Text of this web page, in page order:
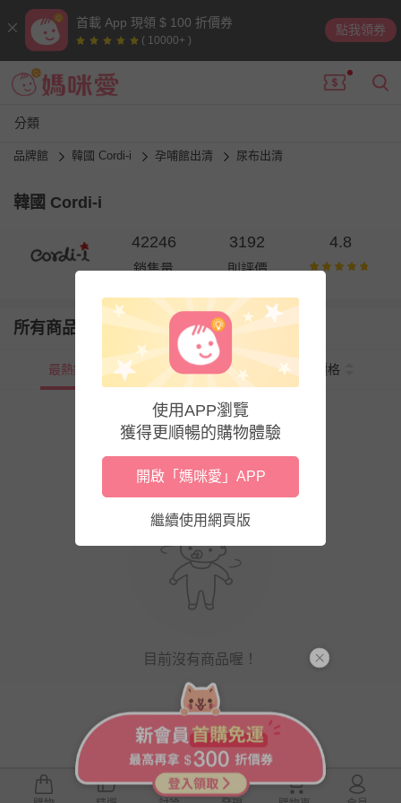
首載 App 現領 $ 100 折價券
( 10000+ )
點我領券
分類
品牌館 韓國 Cordi-i 孕哺館出清 尿布出清
韓國 Cordi-i
42246
銷售量
3192
則評價
4.8
所有商品
最熱銷 新上市 價格
目前沒有商品喔！
使用APP瀏覽
獲得更順暢的購物體驗
開啟「媽咪愛」APP
繼續使用網頁版